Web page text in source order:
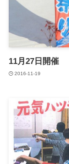
11月27日開催
2016-11-19